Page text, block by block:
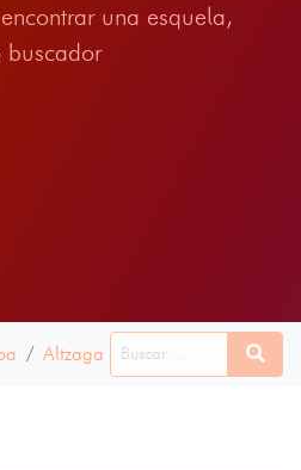
una esquela,
buscador
Altzaga 15 JUNIO 2024